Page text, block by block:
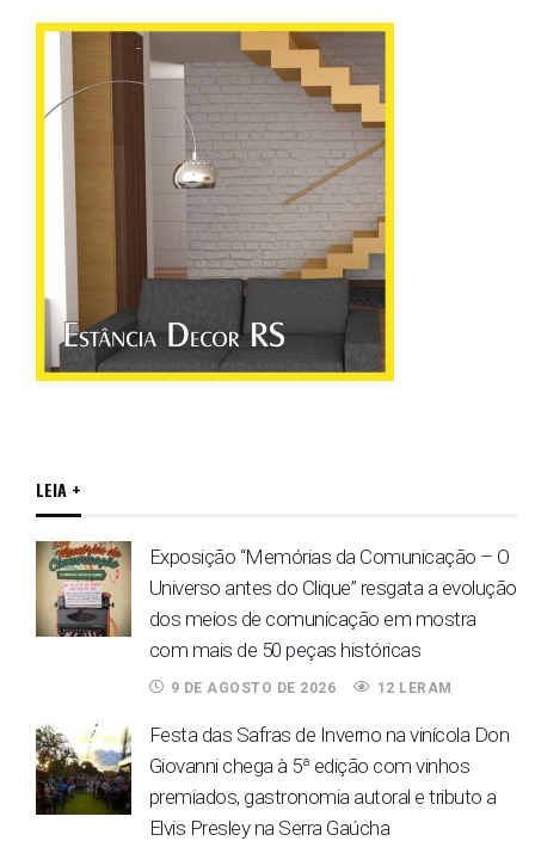
LEIA +
Exposição “Memórias da Comunicação – O
Universo antes do Clique” resgata a evolução
dos meios de comunicação em mostra
com mais de 50 peças históricas
9 DE AGOSTO DE 2026 12 LERAM
Festa das Safras de Inverno na vinícola Don
Giovanni chega à 5ª edição com vinhos
premiados, gastronomia autoral e tributo a
Elvis Presley na Serra Gaúcha